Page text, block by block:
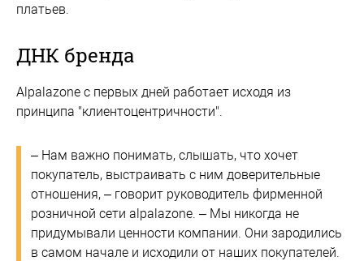
платьев.
ДНК бренда
Аlpalazone с первых дней работает исходя из
принципа "клиентоцентричности".
– Нам важно понимать, слышать, что хочет
покупатель, выстраивать с ним доверительные
отношения, – говорит руководитель фирменной
розничной сети alpalazone. – Мы никогда не
придумывали ценности компании. Они зародились
в самом начале и исходили от наших покупателей.